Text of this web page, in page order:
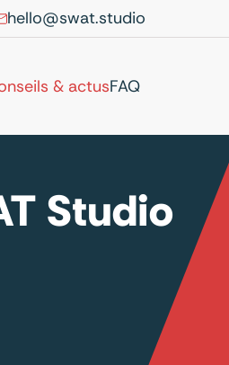
hello@swat.studio
& actusFAQ
Studio